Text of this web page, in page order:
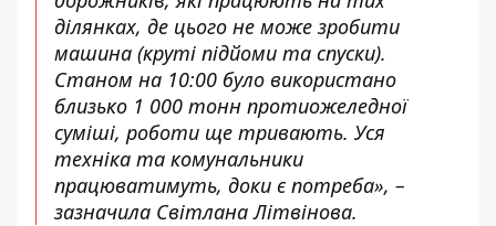
ділянках, де цього не може зробити
машина (круті підйоми та спуски).
Станом на 10:00 було використано
близько 1 000 тонн протиожеледної
суміші, роботи ще тривають. Уся
техніка та комунальники
працюватимуть, доки є потреба», –
зазначила Світлана Літвінова.